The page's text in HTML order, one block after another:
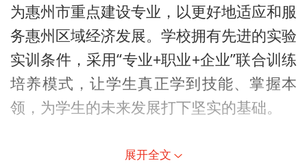
为惠州市重点建设专业，以更好地适应和服
务惠州区域经济发展。学校拥有先进的实验
实训条件，采用“专业+职业+企业”联合训练
培养模式，让学生真正学到技能、掌握本
领，为学生的未来发展打下坚实的基础。
展开全文